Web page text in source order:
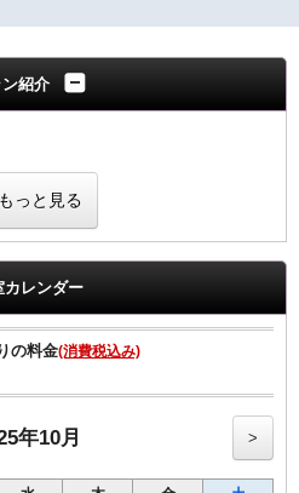
紹介
」での提供となる場合がございます。
ンド）対応
サイズは120㎝です。
2名様利用です
もっと見る
カレンダー
の料金(消費税込み)
年10月 >